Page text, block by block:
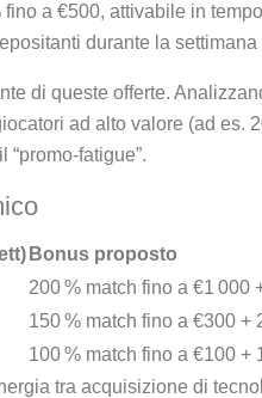
fino a €500, attivabile in
durante la
di queste offerte.
ad alto valore (ad es.
Bonus proposto
200 % match fino a €1 000
150 % match fino a €300 +
100 % match fino a €100 +
tra acquisizione di